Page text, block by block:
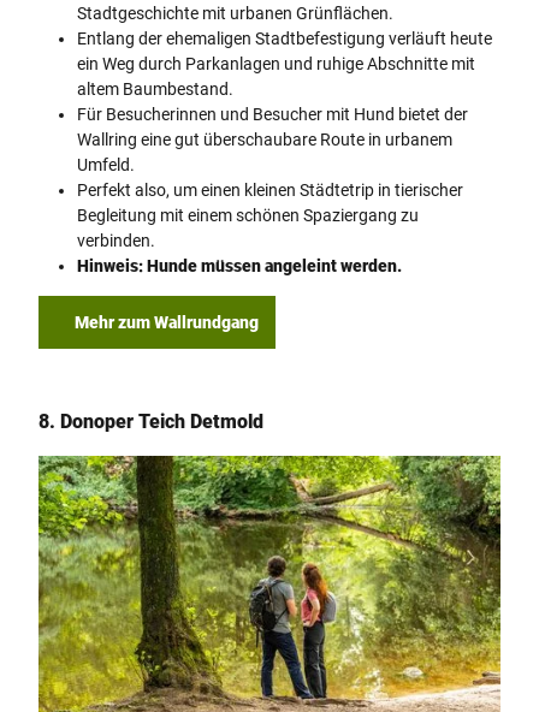
Stadtgeschichte mit urbanen Grünflächen.
Entlang der ehemaligen Stadtbefestigung verläuft heute
ein Weg durch Parkanlagen und ruhige Abschnitte mit
altem Baumbestand.
Für Besucherinnen und Besucher mit Hund bietet der
Wallring eine gut überschaubare Route in urbanem
Umfeld.
Perfekt also, um einen kleinen Städtetrip in tierischer
Begleitung mit einem schönen Spaziergang zu
verbinden.
Hinweis: Hunde müssen angeleint werden.
Mehr zum Wallrundgang
8. Donoper Teich Detmold